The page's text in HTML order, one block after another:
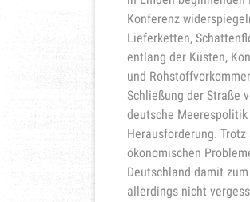
Konferenz
Lieferketten,
entlang der Küsten,
und
Schließung der Straße
deutsche
Herausforderung.
ökonomischen
Deutschland damit
allerdings nicht